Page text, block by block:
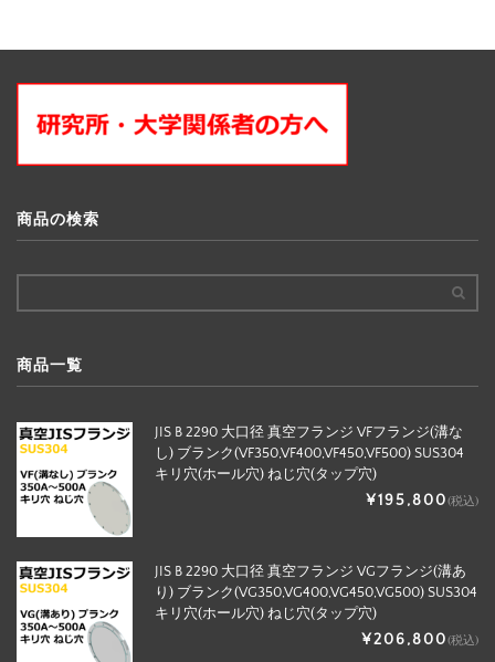
商品の検索
商品一覧
JIS B 2290 大口径 真空フランジ VFフランジ(溝な
し) ブランク(VF350,VF400,VF450,VF500) SUS304
キリ穴(ホール穴) ねじ穴(タップ穴)
¥195,800(税込)
JIS B 2290 大口径 真空フランジ VGフランジ(溝あ
り) ブランク(VG350,VG400,VG450,VG500) SUS304
キリ穴(ホール穴) ねじ穴(タップ穴)
¥206,800(税込)